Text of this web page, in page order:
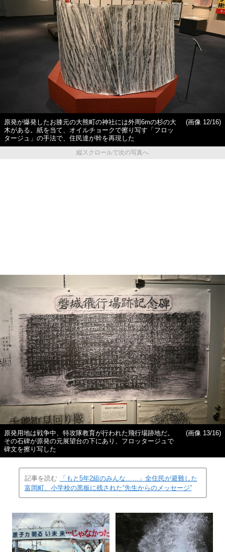
原発が爆発したお膝元の大熊町の神社には外周6mの杉の大
木がある。紙を当て、オイルチョークで擦り写す「フロッ
タージュ」の手法で、住民達が幹を再現した
(画像 12/16)
縦スクロールで次の写真へ
原発用地は戦争中、特攻隊教育が行われた飛行場跡地だ。
その石碑が原発の元展望台の下にあり、フロッタージュで
碑文を擦り写した
(画像 13/16)
記事を読む
「もと5年2組のみんな……」全住民が避難した
富岡町、小学校の黒板に残された“先生からのメッセージ”